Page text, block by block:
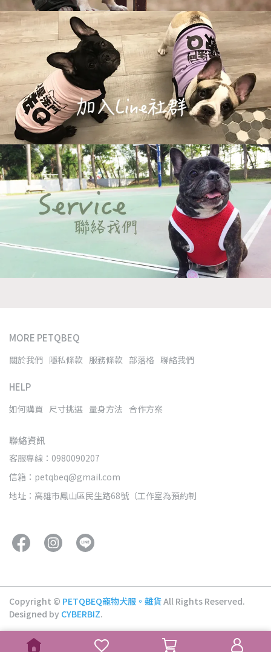
MORE PETQBEQ
關於我們 隱私條款 服務條款 部落格 聯絡我們
HELP
如何購買 尺寸挑選 量身方法 合作方案
聯絡資訊
客服專線：0980090207
信箱：petqbeq@gmail.com
地址：高雄市鳳山區民生路68號（工作室為預約制
Copyright © PETQBEQ寵物犬服。雜貨All Rights Reserved.
Designed by CYBERBIZ.